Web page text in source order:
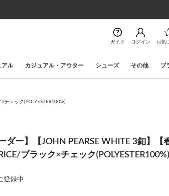
ガイド ログイン お気
アル カジュアル・アウター シューズ その他 ブ
チェック(POLYESTER100%)
ダー】【JOHN PEARSE WHITE 3釦】【
ブラック×チェック(POLYESTER100%)
登録中